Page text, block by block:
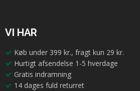
VI HAR
Køb under 399 kr., fragt kun 29 kr.
Hurtigt afsendelse 1-5 hverdage
Gratis indramning
14 dages fuld returret